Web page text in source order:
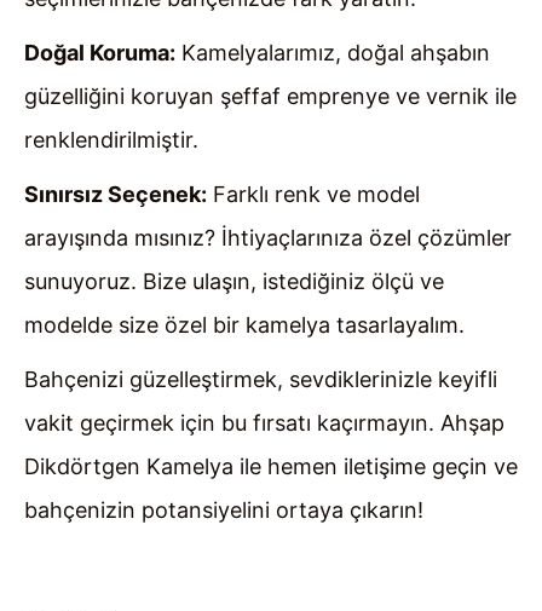
Doğal Koruma: Kamelyalarımız, doğal ahşabın
güzelliğini koruyan şeffaf emprenye ve vernik ile
renklendirilmiştir.
Sınırsız Seçenek: Farklı renk ve model
arayışında mısınız? İhtiyaçlarınıza özel çözümler
sunuyoruz. Bize ulaşın, istediğiniz ölçü ve
modelde size özel bir kamelya tasarlayalım.
Bahçenizi güzelleştirmek, sevdiklerinizle keyifli
vakit geçirmek için bu fırsatı kaçırmayın. Ahşap
Dikdörtgen Kamelya ile hemen iletişime geçin ve
bahçenizin potansiyelini ortaya çıkarın!